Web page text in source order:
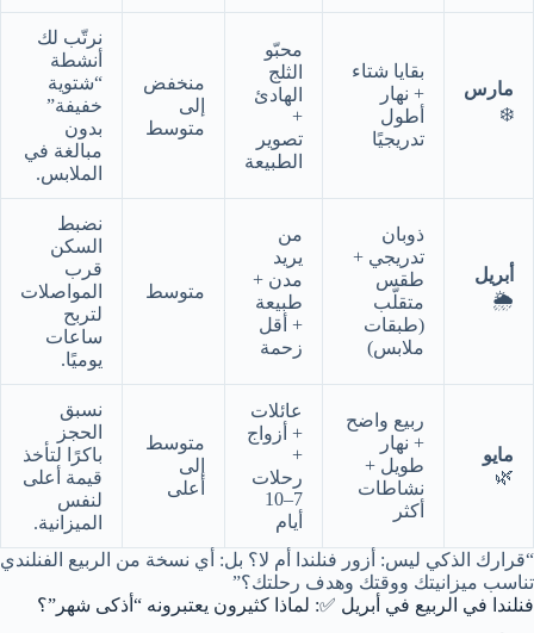
مارس
❄️
بقايا شتاء
+ نهار
أطول
تدريجيًا
محبّو
الثلج
الهادئ
+
تصوير
الطبيعة
منخفض
إلى
متوسط
نرتّب لك
أنشطة
“شتوية
خفيفة”
بدون
مبالغة في
الملابس.
أبريل
🌦️
ذوبان
تدريجي +
طقس
متقلّب
(طبقات
ملابس)
من
يريد
مدن +
طبيعة
+ أقل
زحمة
متوسط
نضبط
السكن
قرب
المواصلات
لتربح
ساعات
يوميًا.
مايو
🌿
ربيع واضح
+ نهار
طويل +
نشاطات
أكثر
عائلات
+ أزواج
+
رحلات
7–10
أيام
متوسط
إلى
أعلى
نسبق
الحجز
باكرًا لتأخذ
قيمة أعلى
لنفس
الميزانية.
“قرارك الذكي ليس: أزور فنلندا أم لا؟ بل: أي نسخة من الربيع الفنلندي
تناسب ميزانيتك ووقتك وهدف رحلتك؟”
فنلندا في الربيع في أبريل ✅: لماذا كثيرون يعتبرونه “أذكى شهر”؟